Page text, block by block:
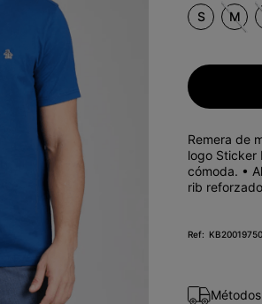
S M
Remera de
logo Sticker
cómoda. •
rib
KB20019750